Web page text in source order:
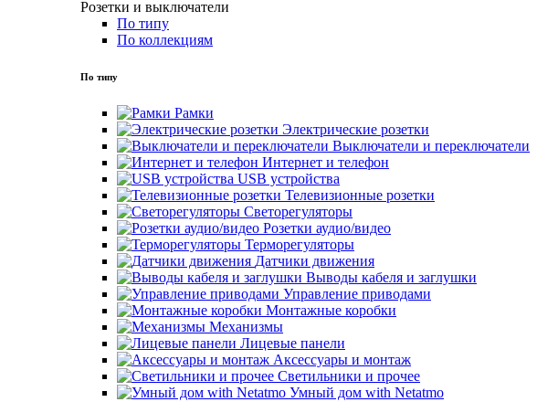
Розетки и выключатели
По типу
По коллекциям
По типу
Рамки
Электрические розетки
Выключатели и переключатели
Интернет и телефон
USB устройства
Телевизионные розетки
Светорегуляторы
Розетки аудио/видео
Терморегуляторы
Датчики движения
Выводы кабеля и заглушки
Управление приводами
Монтажные коробки
Механизмы
Лицевые панели
Аксессуары и монтаж
Светильники и прочее
Умный дом with Netatmo